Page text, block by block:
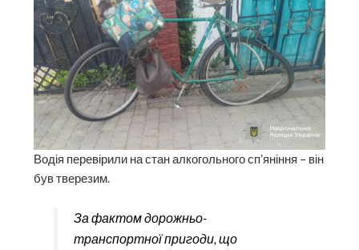
Водія перевірили на стан алкогольного сп’яніння – він
був тверезим.
За фактом дорожньо-
транспортної пригоди, що